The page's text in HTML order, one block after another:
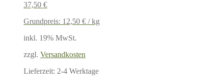
37,50 €
Grundpreis: 12,50 € /kg
inkl. 19% MwSt.
zzgl. Versandkosten
Lieferzeit: 2-4 Werktage